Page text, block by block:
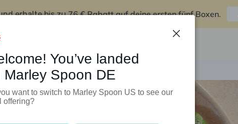
erhalte bis zu76 € Rabatt auf deine ersten fünf Boxen.
You’ve landed
Marley Spoon DE
want to switch to Marley Spoon US to see our
offering?